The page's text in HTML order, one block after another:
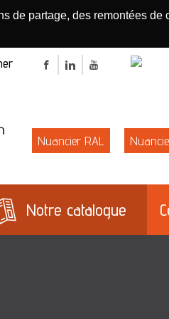
de partage, des remontées de
Rechercher
FacebookLinkedIn
Nuancier RAL
Notre catalogue